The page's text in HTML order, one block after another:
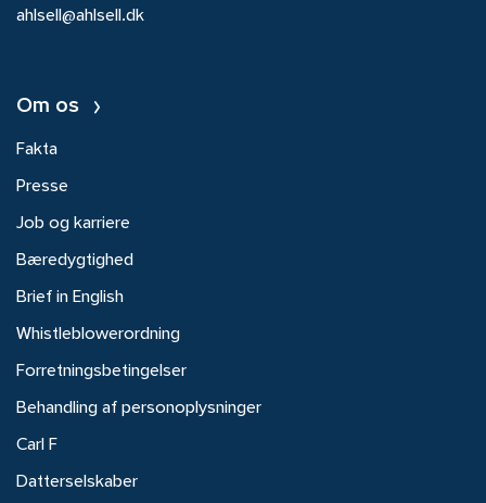
ahlsell@ahlsell.dk
Om os
Fakta
Presse
Job og karriere
Bæredygtighed
Brief in English
Whistleblowerordning
Forretningsbetingelser
Behandling af personoplysninger
Carl F
Datterselskaber